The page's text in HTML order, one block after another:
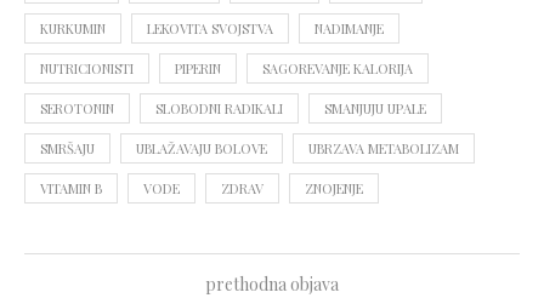
KURKUMIN LEKOVITA SVOJSTVA NADIMANJE
NUTRICIONISTI PIPERIN SAGOREVANJE KALORIJA
SEROTONIN SLOBODNI RADIKALI SMANJUJU UPALE
SMRŠAJU UBLAŽAVAJU BOLOVE UBRZAVA METABOLIZAM
VITAMIN B VODE ZDRAV ZNOJENJE
prethodna objava